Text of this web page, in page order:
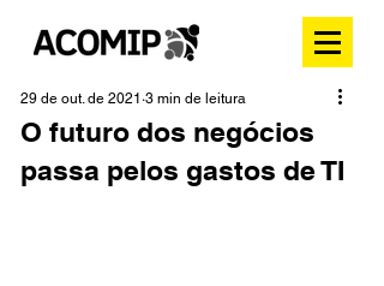
O futuro dos negócios
passa pelos gastos de TI
29 de out. de 2021 3 min de leitura